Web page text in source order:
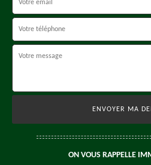
ON VOUS RAPPELLE